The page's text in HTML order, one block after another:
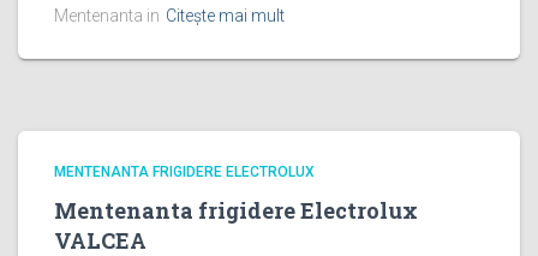
Mentenanta in Citește mai mult
MENTENANTA FRIGIDERE ELECTROLUX
Mentenanta frigidere Electrolux
VALCEA